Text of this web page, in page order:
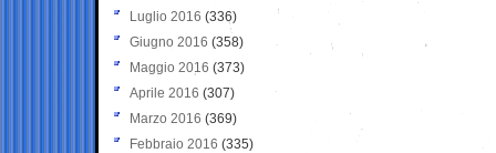
Luglio 2016 (336)
Giugno 2016 (358)
Maggio 2016 (373)
Aprile 2016 (307)
Marzo 2016 (369)
Febbraio 2016 (335)